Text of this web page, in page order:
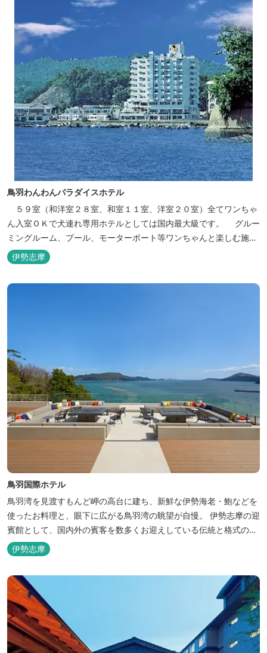
鳥羽わんわんパラダイスホテル
５９室（和洋室２８室、和室１１室、洋室２０室）全てワンちゃ
ん入室ＯＫで犬連れ専用ホテルとしては国内最大級です。 グルー
ミングルーム、プール、モーターボート等ワンちゃんと楽しむ施設
も充実しています。
伊勢志摩
鳥羽国際ホテル
鳥羽湾を見渡すもんど岬の高台に建ち、新鮮な伊勢海老・鮑などを
使ったお料理と、眼下に広がる鳥羽湾の眺望が自慢。 伊勢志摩の迎
賓館として、国内外の賓客を数多くお迎えしている伝統と格式のあ
るホテルです。 【2024年3月25日リニューアル】 クラブラウンジ
アクセス付の新客室「オーシャンビュースイート・クラブ」が誕
生！ エントランスやフロント、ザ・ロビーラウンジ、パールオーシ
ャンテラ...
伊勢志摩